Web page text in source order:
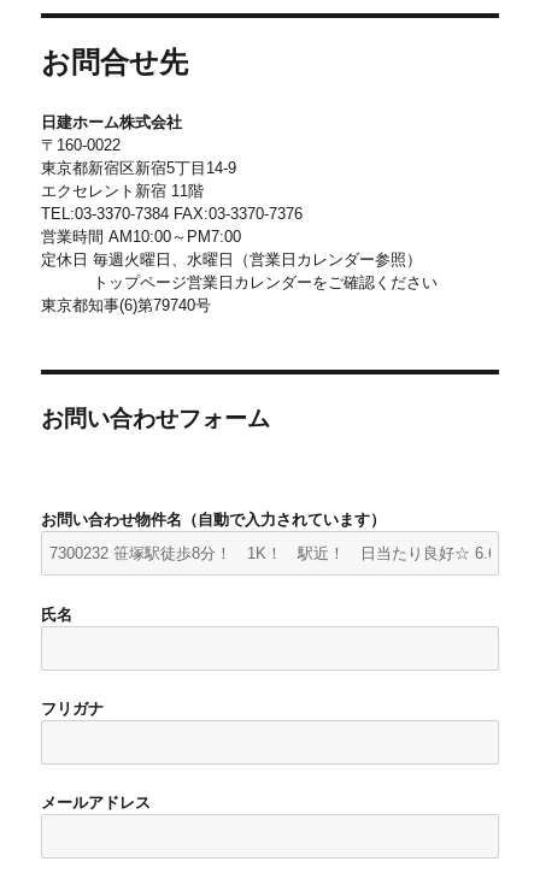
お問合せ先
日建ホーム株式会社
〒160-0022
東京都新宿区新宿5丁目14-9
エクセレント新宿 11階
TEL:03-3370-7384 FAX:03-3370-7376
営業時間 AM10:00～PM7:00
定休日 毎週火曜日、水曜日（営業日カレンダー参照）
トップページ営業日カレンダーをご確認ください
東京都知事(6)第79740号
お問い合わせフォーム
お問い合わせ物件名（自動で入力されています）
氏名
フリガナ
メールアドレス